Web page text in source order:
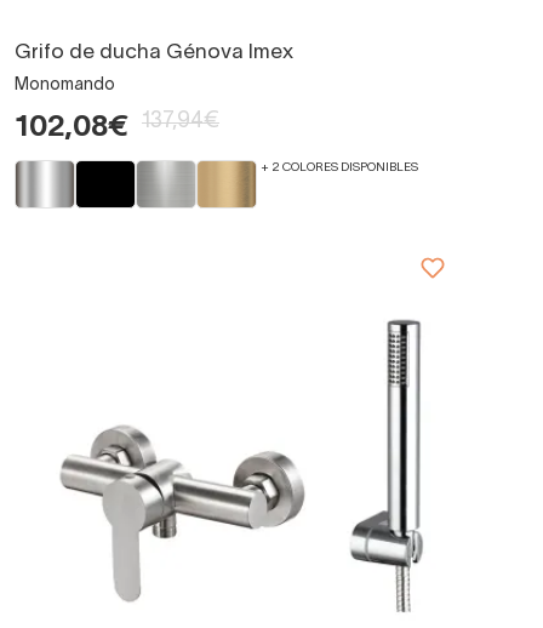
Grifo de ducha Génova Imex
Monomando
102,08€ 137,94€
+ 2 COLORES DISPONIBLES